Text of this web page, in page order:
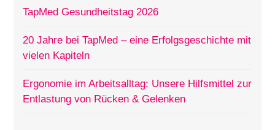
TapMed Gesundheitstag 2026
20 Jahre bei TapMed – eine Erfolgsgeschichte mit
vielen Kapiteln
Ergonomie im Arbeitsalltag: Unsere Hilfsmittel zur
Entlastung von Rücken & Gelenken